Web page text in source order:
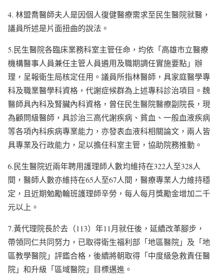
4. 林盟喬醫師夫人是因個人復健醫療需求至民生醫院就醫，
議員所述是片面扭曲的說法。
5.民生醫院各臨床業務科室主管任命，均依「高雄市立醫療
機構醫事人員兼任主管人員遴用及職期調任實施要點」辦
理，呈報衛生局核定任用。議員所指林醫師，具家庭醫學專
科及職業醫學科資格，代謝症候群為上述專科診治項目。魏
醫師具內科及腎臟內科資格，曾任民生醫院醫療副院長，現
為顧問級醫師，具診治三高代謝疾病、貧血、一般血液疾病
等各項內科疾病專業能力，亦發表血液科相關論文，兩人皆
具專業及行政能力，足以擔任科室主管，協助院務推動。
6.民生醫院近兩年聘用護理師人數均維持在322人至328人
間，醫師人數亦維持在65人至67人間，醫療專業人力維持穩
定，且近期勉勵輪班護理師辛勞，每人每月獎勵金增加二千
元以上。
7.黃代理院長於去（113）年11月就任後，延續改革腳步，
帶領同仁共同努力，已取得衛生福利部「地區醫院」及「地
區教學醫院」評鑑合格，後續將朝取得「中度級急救責任醫
院」和升級「區域醫院」目標邁進。